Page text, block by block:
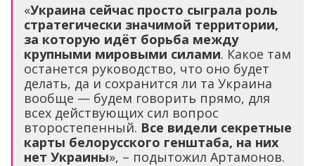
«Украина сейчас просто сыграла роль
стратегически значимой территории,
за которую идёт борьба между
крупными мировыми силами. Какое там
останется руководство, что оно будет
делать, да и сохранится ли та Украина
вообще — будем говорить прямо, для
всех действующих сил вопрос
второстепенный. Все видели секретные
карты белорусского генштаба, на них
нет Украины», – подытожил Артамонов.